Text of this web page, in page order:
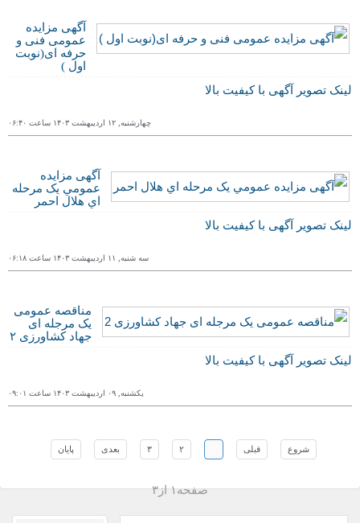
آگهی مزایده
عمومی فنی و
حرفه ای(نوبت
اول )
لینک تصویر آگهی با کیفیت بالا
چهارشنبه, ١٢ ارديبهشت ١۴۰٣ ساعت ۰۶:۴۰
آگهی مزایده
عمومي یک مرحله
اي هلال احمر
لینک تصویر آگهی با کیفیت بالا
سه شنبه, ١١ ارديبهشت ١۴۰٣ ساعت ۰۶:١٨
مناقصه عمومی
یک مرجله ای
جهاد کشاورزی ٢
لینک تصویر آگهی با کیفیت بالا
یکشنبه, ۰٩ ارديبهشت ١۴۰٣ ساعت ۰٩:۰١
شروع قبلی ٢ ٣ بعدی پایان
صفحه١ از٣